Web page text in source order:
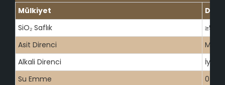
Mülkiyet
SiO₂ Saflık
Asit Direnci
Alkali Direnci
İyi
Su Emme
0